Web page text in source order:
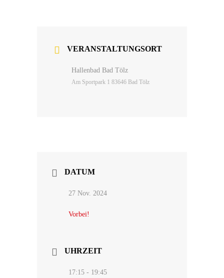
VERANSTALTUNGSORT
Hallenbad Bad Tölz
Am Sportpark 1 83646 Bad Tölz
DATUM
27 Nov. 2024
Vorbei!
UHRZEIT
17:15 - 19:45